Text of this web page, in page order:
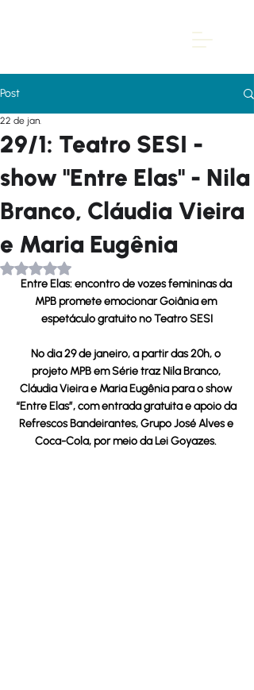
Post
29/1: Teatro SESI -
show "Entre Elas" - Nila
Branco, Cláudia Vieira
e Maria Eugênia
22 de jan.
Avaliado com NaN de 5 estrelas.
Entre Elas: encontro de vozes femininas da
MPB promete emocionar Goiânia em
espetáculo gratuito no Teatro SESI
No dia 29 de janeiro, a partir das 20h, o
projeto MPB em Série traz Nila Branco,
Cláudia Vieira e Maria Eugênia para o show
“Entre Elas”, com entrada gratuita e apoio da
Refrescos Bandeirantes, Grupo José Alves e
Coca-Cola, por meio da Lei Goyazes.